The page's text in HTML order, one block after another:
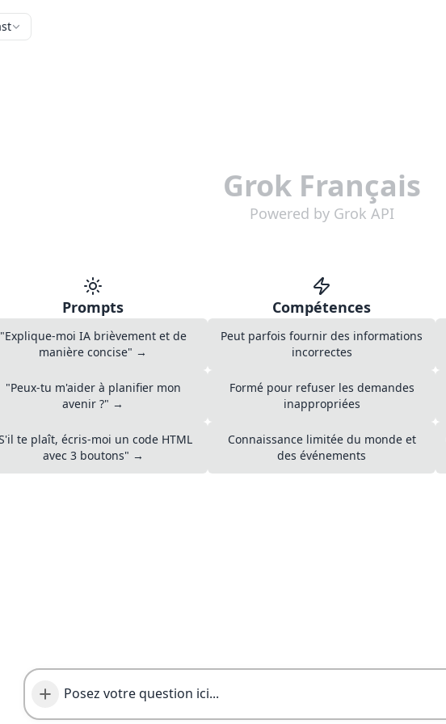
Grok Français
Powered by Grok API
Prompts
"Explique-moi IA brièvement et de
manière concise" →
"Peux-tu m'aider à planifier mon
avenir ?" →
te plaît, écris-moi un code HTML
avec 3 boutons" →
Compétences
Peut parfois fournir des informations
incorrectes
Formé pour refuser les demandes
inappropriées
Connaissance limitée du monde et
des événements